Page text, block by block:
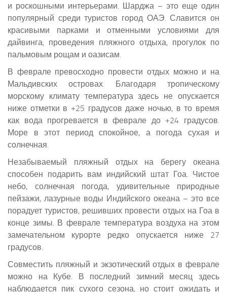
и роскошными интерьерами. Шарджа – это еще один
популярный среди туристов город ОАЭ. Славится он
красивыми парками и отменными условиями для
дайвинга, проведения пляжного отдыха, прогулок по
пальмовым рощам и оазисам.
В феврале превосходно провести отдых можно и на
Мальдивских островах. Благодаря тропическому
морскому климату температура здесь не опускается
ниже отметки в +25 градусов даже ночью, в то время
как вода прогревается в феврале до +24 градусов.
Море в этот период спокойное, а погода сухая и
солнечная.
Незабываемый пляжный отдых на берегу океана
способен подарить вам индийский штат Гоа. Чистое
небо, солнечная погода, удивительные природные
пейзажи, лазурные воды Индийского океана – это все
порадует туристов, решивших провести отдых на Гоа в
конце зимы. В феврале температура воздуха на этом
замечательном курорте редко опускается ниже 27
градусов.
Совместить пляжный и экзотический отдых в феврале
можно на Кубе. В последний зимний месяц здесь
наблюдается пик сухого сезона, но стоит ожидать и